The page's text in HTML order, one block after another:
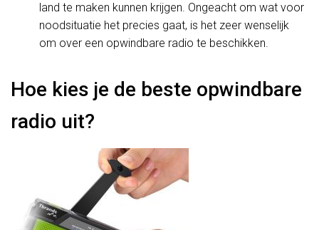
land te maken kunnen krijgen. Ongeacht om wat voor
noodsituatie het precies gaat, is het zeer wenselijk
om over een opwindbare radio te beschikken.
Hoe kies je de beste opwindbare
radio uit?